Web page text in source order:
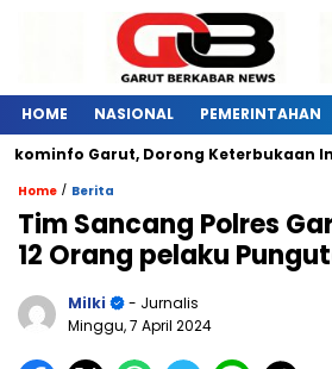
HOME NASIONAL PEMERINTAHAN
Garut, Dorong Keterbukaan
Home / Berita
Tim Sancang Polres
12 Orang pelaku
Milki
- Jurnalis
Minggu, 7 April 2024